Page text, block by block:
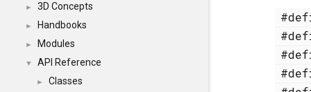
► 3D Concepts
► Handbooks
► Modules
▼ API Reference
► Classes